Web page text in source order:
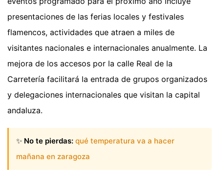
presentaciones de las ferias locales y festivales
flamencos, actividades que atraen a miles de
visitantes nacionales e internacionales anualmente. La
mejora de los accesos por la calle Real de la
Carretería facilitará la entrada de grupos organizados
y delegaciones internacionales que visitan la capital
andaluza.
✨ No te pierdas: qué temperatura va a hacer
mañana en zaragoza